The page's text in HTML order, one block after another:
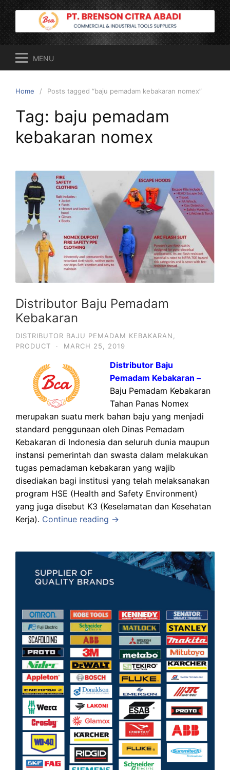
Skip
to
content
MENU
Home Posts tagged “baju pemadam kebakaran nomex”
Tag: baju pemadam
kebakaran nomex
Distributor Baju Pemadam
Kebakaran
DISTRIBUTOR BAJU PEMADAM KEBAKARAN
PRODUCT
· MARCH 25, 2019
Distributor Baju
Pemadam Kebakaran –
Baju Pemadam Kebakaran
Tahan Panas Nomex
merupakan suatu merk bahan baju yang menjadi
standard penggunaan oleh Dinas Pemadam
Kebakaran di Indonesia dan seluruh dunia maupun
instansi pemerintah dan swasta dalam melakukan
tugas pemadaman kebakaran yang wajib
disediakan bagi institusi yang telah melaksanakan
program HSE (Health and Safety Environment)
yang juga disebut K3 (Keselamatan dan Kesehatan
Kerja). Continue reading →